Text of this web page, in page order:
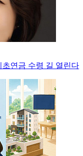
연금 수령 길 열린다